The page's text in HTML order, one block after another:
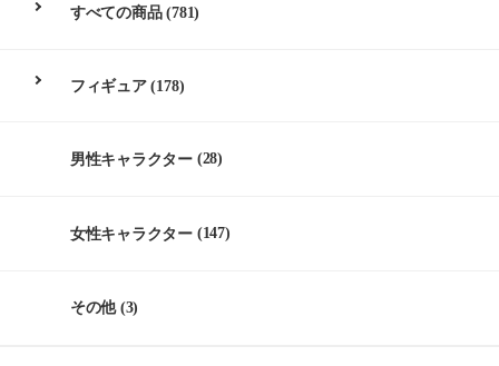
すべての商品(781)
フィギュア(178)
男性キャラクター (28)
女性キャラクター (147)
その他(3)